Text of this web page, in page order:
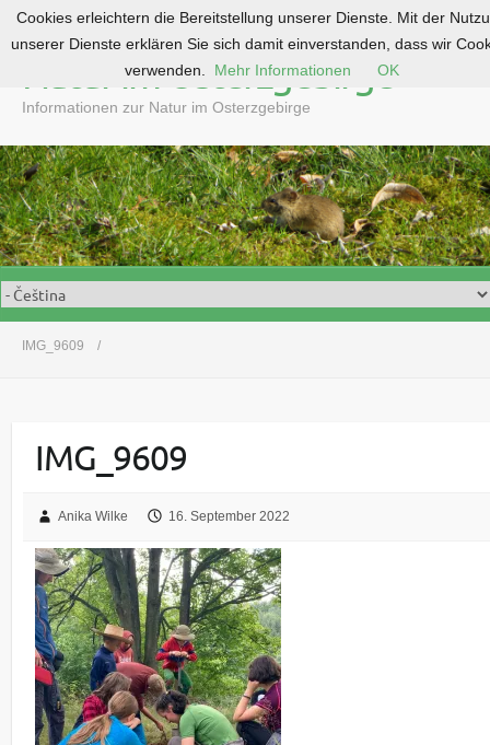
o
c
o
n
t
e
n
Natur im Osterzgebirge
Informationen zur Natur im Osterzgebirge
IMG_9609
IMG_9609
Anika Wilke 16. September 2022
Cookies erleichtern die Bereitstellung unserer Dienste. Mit der
unserer Dienste erklären Sie sich damit einverstanden, dass wir
verwenden.
Mehr Informationen OK